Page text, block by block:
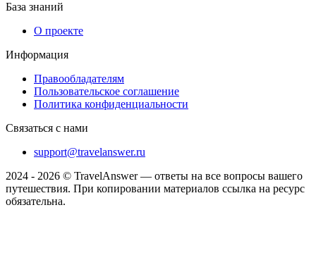
База знаний
О проекте
Информация
Правообладателям
Пользовательское соглашение
Политика конфиденциальности
Связаться с нами
support@travelanswer.ru
2024 - 2026 © TravelAnswer — ответы на все вопросы вашего
путешествия. При копировании материалов ссылка на ресурс
обязательна.